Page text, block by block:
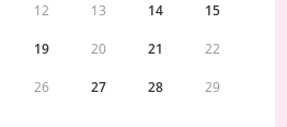
12 13 14 15
19 20 21 22
26 27 28 29